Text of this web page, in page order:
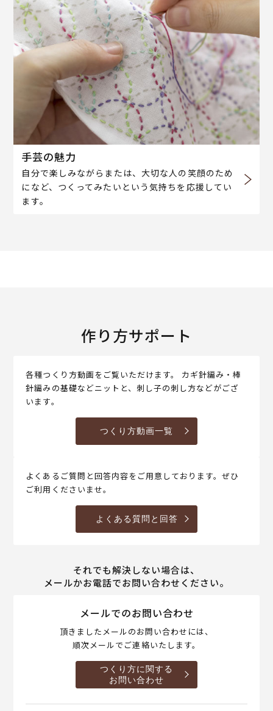
手芸の魅力
自分で楽しみながらまたは、大切な人の笑顔のため
になど、つくってみたいという気持ちを応援してい
ます。
作り方サポート
各種つくり方動画をご覧いただけます。 カギ針編み・棒
針編みの基礎などニットと、刺し子の刺し方などがござ
います。
つくり方動画一覧
よくあるご質問と回答内容をご用意しております。ぜひ
ご利用くださいませ。
よくある質問と回答
それでも解決しない場合は、
メールかお電話でお問い合わせください。
メールでのお問い合わせ
頂きましたメールのお問い合わせには、
順次メールでご連絡いたします。
つくり方に関する
お問い合わせ